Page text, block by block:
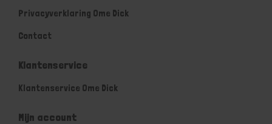
Privacyverklaring Ome Dick
Contact
Klantenservice
Klantenservice Ome Dick
Mijn account